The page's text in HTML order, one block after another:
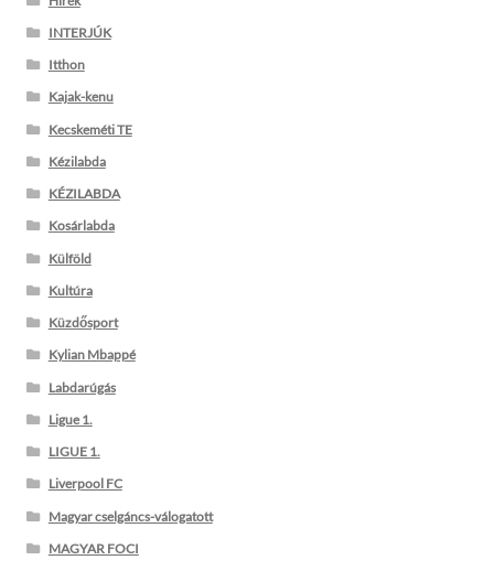
INTERJÚK
Itthon
Kajak-kenu
Kecskeméti TE
Kézilabda
KÉZILABDA
Kosárlabda
Külföld
Kultúra
Küzdősport
Kylian Mbappé
Labdarúgás
Ligue 1.
LIGUE 1.
Liverpool FC
Magyar cselgáncs-válogatott
MAGYAR FOCI